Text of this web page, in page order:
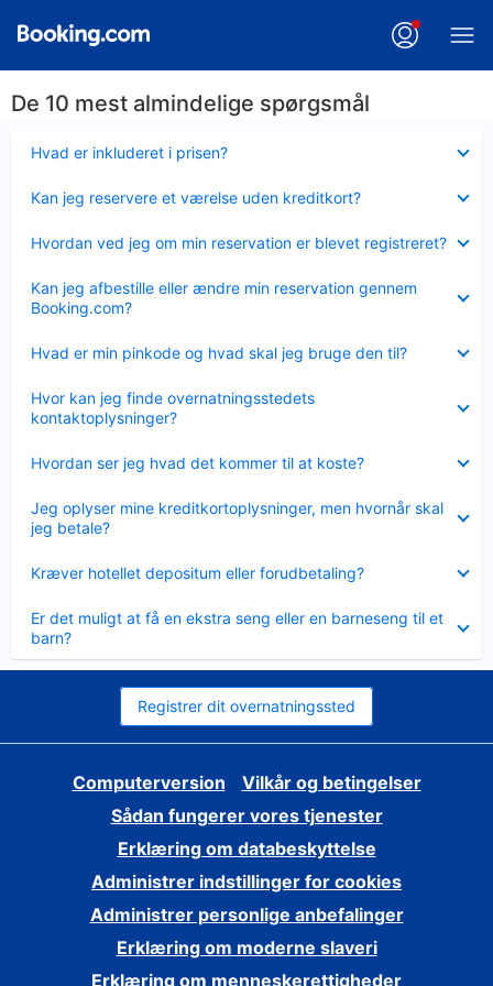
De 10 mest almindelige spørgsmål
Hvad er inkluderet i prisen?
Kan jeg reservere et værelse uden kreditkort?
Hvordan ved jeg om min reservation er blevet registreret?
Kan jeg afbestille eller ændre min reservation gennem
Booking.com?
Hvad er min pinkode og hvad skal jeg bruge den til?
Hvor kan jeg finde overnatningsstedets
kontaktoplysninger?
Hvordan ser jeg hvad det kommer til at koste?
Jeg oplyser mine kreditkortoplysninger, men hvornår skal
jeg betale?
Kræver hotellet depositum eller forudbetaling?
Er det muligt at få en ekstra seng eller en barneseng til et
barn?
Registrer dit overnatningssted
Computerversion
Vilkår og betingelser
Sådan fungerer vores tjenester
Erklæring om databeskyttelse
Administrer indstillinger for cookies
Administrer personlige anbefalinger
Erklæring om moderne slaveri
Erklæring om menneskerettigheder